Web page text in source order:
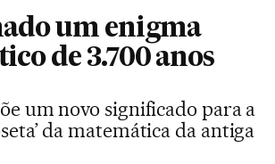
um enigma
de 3.700 anos
um novo significado para a
da matemática da antiga